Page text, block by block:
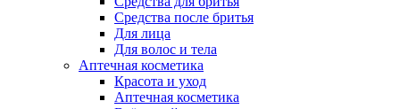
Средства после бритья
Для лица
Для волос и тела
Аптечная косметика
Красота и уход
Аптечная косметика